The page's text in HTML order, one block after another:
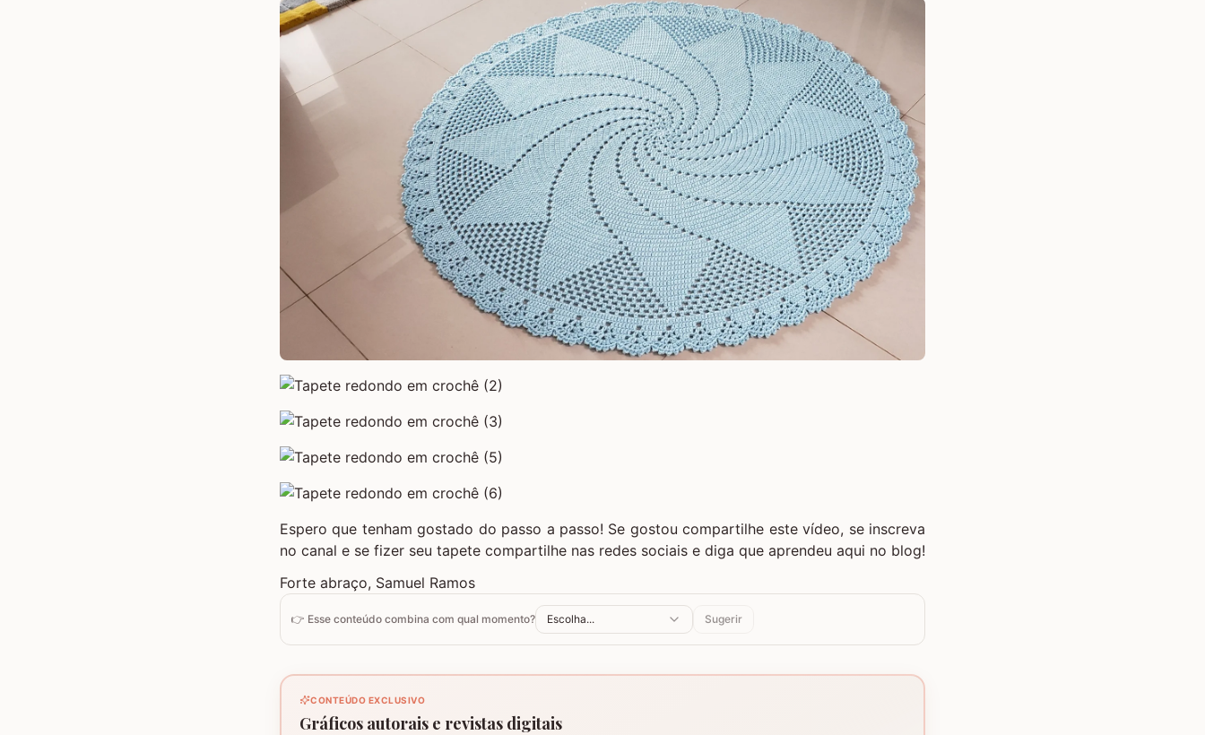
Espero que tenham gostado do passo a passo! Se gostou compartilhe este vídeo, se inscreva
no canal e se fizer seu tapete compartilhe nas redes sociais e diga que aprendeu aqui no blog!
Forte abraço, Samuel Ramos
👉 Esse conteúdo combina com qual momento? Escolha... Sugerir
CONTEÚDO EXCLUSIVO
Gráficos autorais e revistas digitais